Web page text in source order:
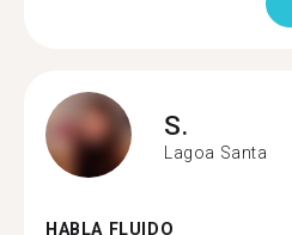
S.
Lagoa Santa
HABLA FLUIDO